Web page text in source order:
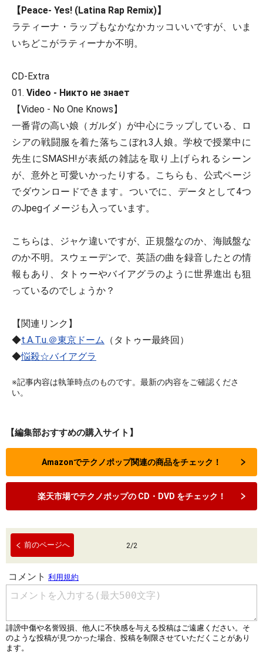
【Peace- Yes! (Latina Rap Remix)】
ラティーナ・ラップもなかなかカッコいいですが、いま
いちどこがラティーナか不明。
CD-Extra
01. Video - Никто не знает
【Video - No One Knows】
一番背の高い娘（ガルダ）が中心にラップしている、ロ
シアの戦闘服を着た落ちこぼれ3人娘。学校で授業中に
先生にSMASH!が表紙の雑誌を取り上げられるシーン
が、意外と可愛いかったりする。こちらも、公式ページ
でダウンロードできます。ついでに、データとして4つ
のJpegイメージも入っています。
こちらは、ジャケ違いですが、正規盤なのか、海賊盤な
のか不明。スウェーデンで、英語の曲を録音したとの情
報もあり、タトゥーやバイアグラのように世界進出も狙
っているのでしょうか？
【関連リンク】
◆t.A.T.u.＠東京ドーム （タトゥー最終回）
◆悩殺☆バイアグラ
※記事内容は執筆時点のものです。最新の内容をご確認くださ
い。
【編集部おすすめの購入サイト】
Amazonでテクノポップ関連の商品をチェック！
楽天市場でテクノポップの CD・DVD をチェック！
前のページへ 2/2